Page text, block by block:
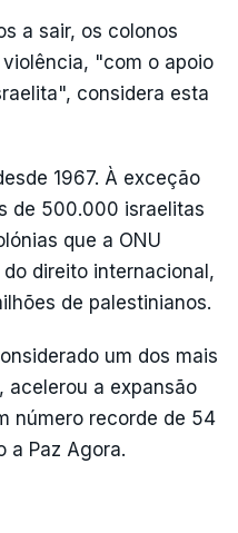
a sair, os colonos
"com o apoio
considera esta
1967. À exceção
de 500.000 israelitas
que a ONU
direito internacional,
de palestinianos.
um dos mais
acelerou a expansão
número recorde de 54
a Paz Agora.